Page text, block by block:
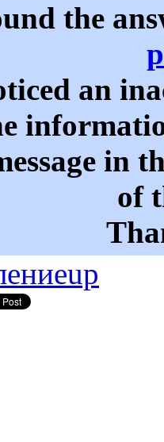
the
an
in
of
up